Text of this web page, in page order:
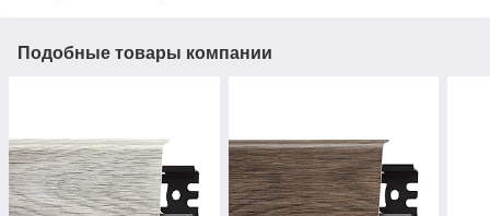
Подобные товары компании